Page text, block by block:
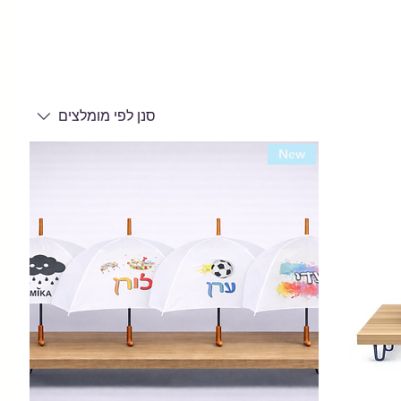
סנן לפי מומלצים
New